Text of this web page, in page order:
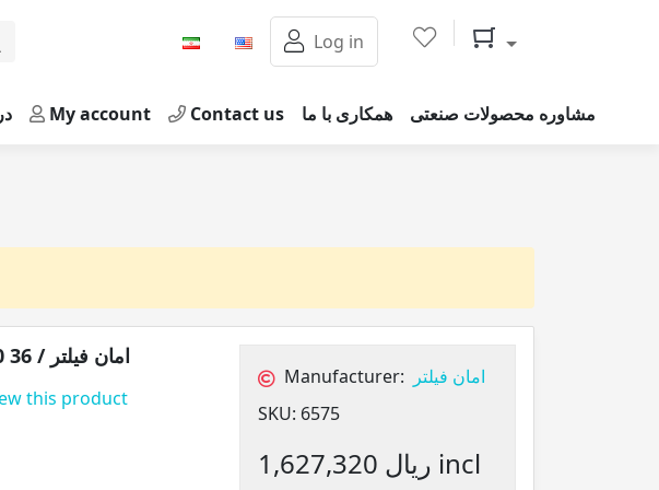
Log in Shopping cart
My account Contact us همکاری با ما مشاوره محصولات صنعتی
فیلترکابین برلیانس H320 ، H330 امان فیلتر / 36
this product
Manufacturer:
امان فیلتر
SKU: 6575
1,627,320 ریال incl